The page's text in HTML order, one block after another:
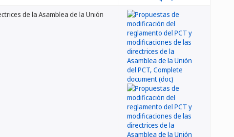
de la Asamblea de la Unión